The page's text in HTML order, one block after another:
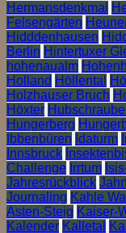
Hermansdenkmal
Felsengärten
Hidddenhausen
Berlin Hintertuxer
hohenaualm
Holland Höllental
Holzhauser Bruch
Höxter
Hungerberg
Ibbenbüren Idaturm
Innsbruck
Challenge Irrtum
Jahresrückblick
Journaling Kahle
Asten-Steig Kaiser-
Kalender Kalletal